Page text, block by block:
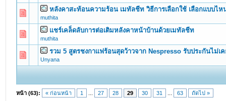
หลังคาสะท้อนความร้อน เมทัลชีท วิธีการเลือกใช้ เลือกแบบไห
muthita
0 Vote(s) - 0 out of 5 in Average
1 23 45
แชร์เคล็ดลับการต่อเติมหลังคาหน้าบ้านด้วยเมทัลชีท
muthita
0 Vote(s) - 0 out of 5 in Average
12345
รวม 5 สูตรชงกาแฟร้อนสุดว้าวจาก Nespresso รับประกันไม่เ
Unyana
0 Vote(s) - 0 out of 5 in Average
12345
หน้า (63): « ก่อนหน้า 1 27 28 29 30 31 63 ถัดไป »